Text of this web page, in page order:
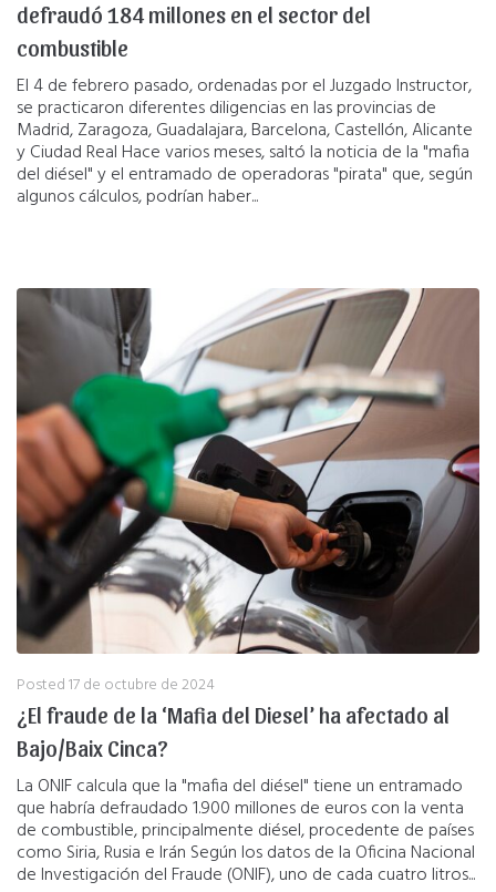
defraudó 184 millones en el sector del
combustible
El 4 de febrero pasado, ordenadas por el Juzgado Instructor,
se practicaron diferentes diligencias en las provincias de
Madrid, Zaragoza, Guadalajara, Barcelona, Castellón, Alicante
y Ciudad Real Hace varios meses, saltó la noticia de la "mafia
del diésel" y el entramado de operadoras "pirata" que, según
algunos cálculos, podrían haber...
Posted17 de octubre de 2024
¿El fraude de la ‘Mafia del Diesel’ ha afectado al
Bajo/Baix Cinca?
La ONIF calcula que la "mafia del diésel" tiene un entramado
que habría defraudado 1.900 millones de euros con la venta
de combustible, principalmente diésel, procedente de países
como Siria, Rusia e Irán Según los datos de la Oficina Nacional
de Investigación del Fraude (ONIF), uno de cada cuatro litros...